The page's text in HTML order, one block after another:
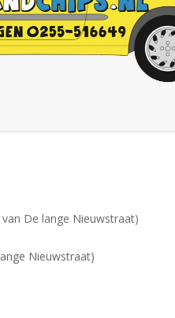
De lange Nieuwstraat)
Nieuwstraat)